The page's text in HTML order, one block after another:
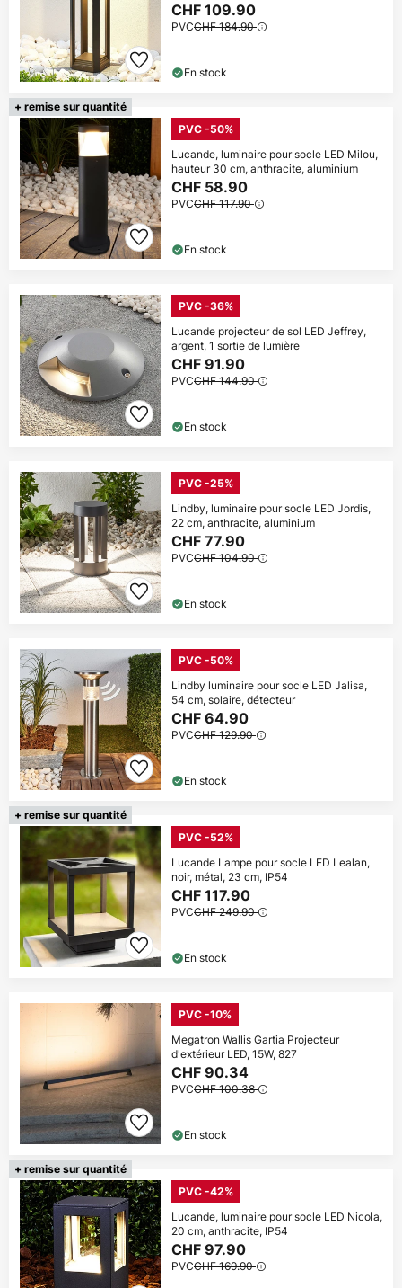
CHF 109.90
PVCCHF 184.90
En stock
+ remise sur quantité
PVC -50%
Lucande, luminaire pour socle LED Milou,
hauteur 30 cm, anthracite, aluminium
CHF 58.90
PVCCHF 117.90
En stock
PVC -36%
Lucande projecteur de sol LED Jeffrey,
argent, 1 sortie de lumière
CHF 91.90
PVCCHF 144.90
En stock
PVC -25%
Lindby, luminaire pour socle LED Jordis,
22 cm, anthracite, aluminium
CHF 77.90
PVCCHF 104.90
En stock
PVC -50%
Lindby luminaire pour socle LED Jalisa,
54 cm, solaire, détecteur
CHF 64.90
PVCCHF 129.90
En stock
+ remise sur quantité
PVC -52%
Lucande Lampe pour socle LED Lealan,
noir, métal, 23 cm, IP54
CHF 117.90
PVCCHF 249.90
En stock
PVC -10%
Megatron Wallis Gartia Projecteur
d'extérieur LED, 15W, 827
CHF 90.34
PVCCHF 100.38
En stock
+ remise sur quantité
PVC -42%
Lucande, luminaire pour socle LED Nicola,
20 cm, anthracite, IP54
CHF 97.90
PVCCHF 169.90